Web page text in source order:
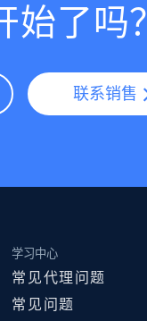
始了吗？
联系销售
学习中心
常见代理问题
常见问题